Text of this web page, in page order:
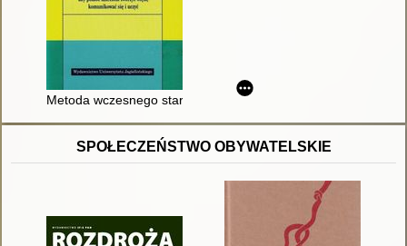
Metoda wczesnego startu dla dziecka z autyzmem (ESDM) :
SPOŁECZEŃSTWO OBYWATELSKIE